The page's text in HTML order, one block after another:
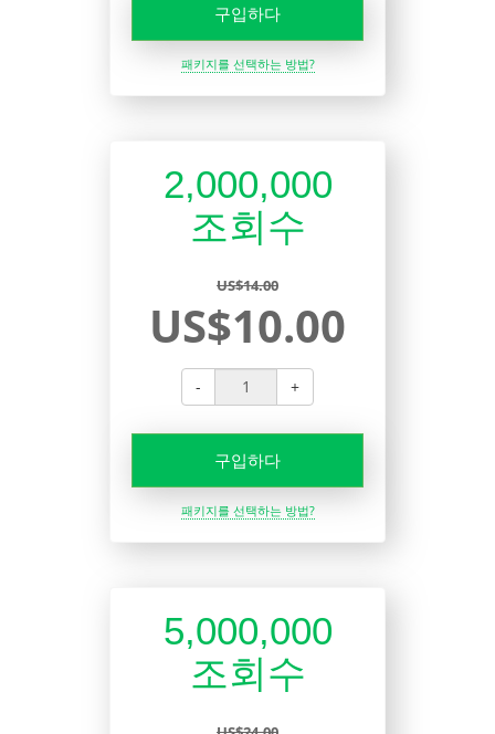
구입하다
패키지를 선택하는 방법?
2,000,000
조회수
US$14.00
US$10.00
- +
구입하다
패키지를 선택하는 방법?
5,000,000
조회수